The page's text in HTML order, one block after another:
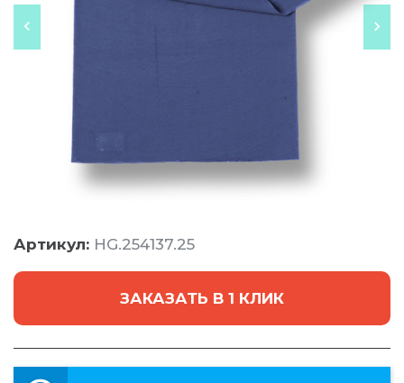
Артикул: HG.254137.25
ЗАКАЗАТЬ В 1 КЛИК